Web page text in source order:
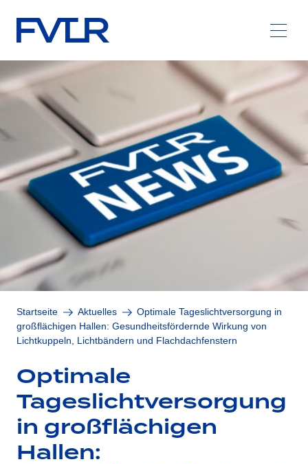
Zum Hauptinhalt springen
Startseite Aktuelles
Optimale Tageslichtversorgung in
großflächigen Hallen: Gesundheitsfördernde Wirkung von
Lichtkuppeln, Lichtbändern und Flachdachfenstern
Optimale
Tageslichtversorgung
in großflächigen
Hallen: